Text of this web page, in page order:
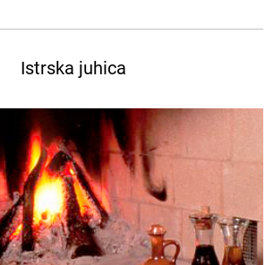
Istrska juhica